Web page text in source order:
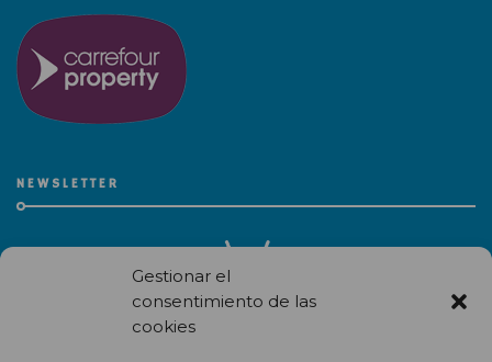
Gestionar el
consentimiento de las
cookies
NEWSLETTER